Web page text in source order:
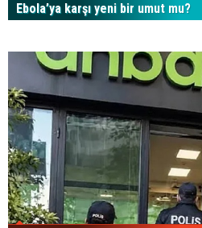
Ebola’ya karşı yeni bir umut mu?